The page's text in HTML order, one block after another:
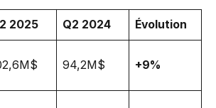
2025 Q2 2024 Évolution
94,2M$ +9%